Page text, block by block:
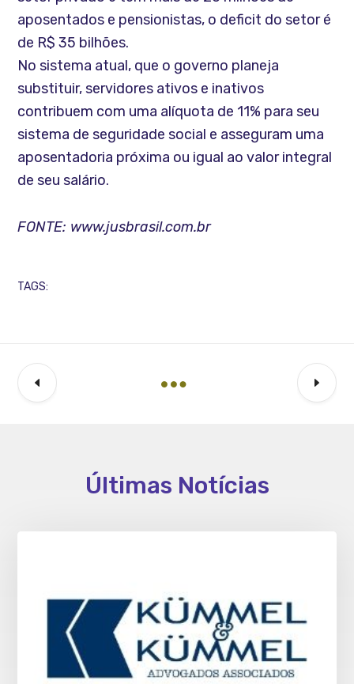
aposentados e pensionistas, o deficit do setor é
de R$ 35 bilhões.
No sistema atual, que o governo planeja
substituir, servidores ativos e inativos
contribuem com uma alíquota de 11% para seu
sistema de seguridade social e asseguram uma
aposentadoria próxima ou igual ao valor integral
de seu salário.
FONTE: www.jusbrasil.com.br
TAGS:
Últimas Notícias